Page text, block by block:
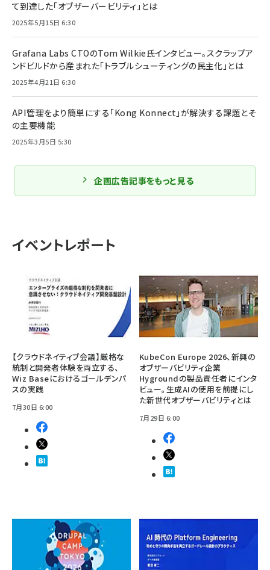
イベントレポート
【クラウドネイティブ会議】厳格な
統制と開発者体験を両立する、
Wiz Baseにおけるゴールデンパ
スの実践
7月30日 6:00
KubeCon Europe 2026、新興の
オブザーバビリティ企業
Hygroundの製品責任者にインタ
ビュー。生成AIの使用を前提にし
た新世代オブザーバビリティとは
7月29日 6:00
て到達した「オブザーバービリティ」とは
2025年5月15日 6:30
Grafana Labs CTOのTom Wilkie氏インタビュー。スクラップア
ンドビルドから産まれた「トラブルシューティングの民主化」とは
2025年4月21日 6:30
API管理をより簡単にする「Kong Konnect」が解決する課題とそ
の主要機能
2025年3月5日 5:30
企画広告記事をもっと見る